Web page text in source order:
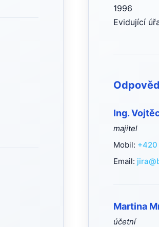
1996
Evidující
Ing.
majitel
Mobil:
Email:
Martina
účetní